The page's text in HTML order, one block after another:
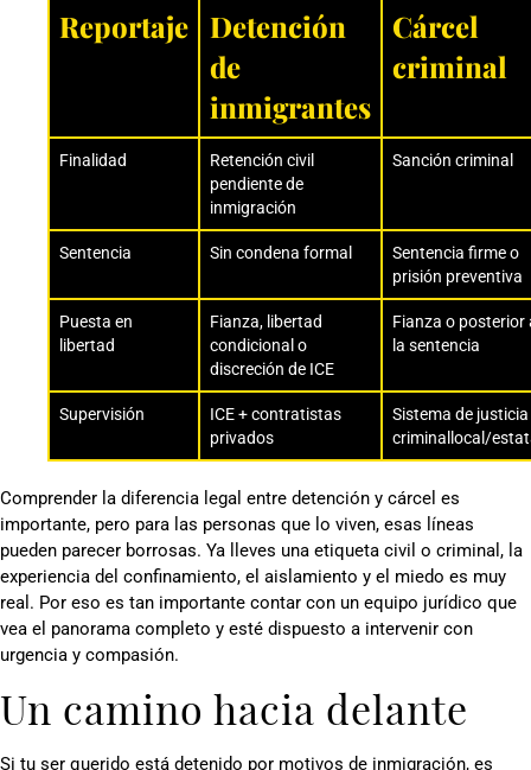
Reportaje Detención
de
inmigrantes
Cárcel
criminal
Finalidad
Retención civil
pendiente de
inmigración
Sanción criminal
Sentencia Sin condena formal
Sentencia firme o
prisión preventiva
Puesta en
libertad
Fianza, libertad
condicional o
discreción de ICE
Fianza o posterior
la sentencia
Supervisión
ICE + contratistas
privados
Sistema de justicia
criminallocal/
Comprender la diferencia legal entre detención y cárcel es
importante, pero para las personas que lo viven, esas líneas
pueden parecer borrosas. Ya lleves una etiqueta civil o criminal, la
experiencia del confinamiento, el aislamiento y el miedo es muy
real. Por eso es tan importante contar con un equipo jurídico que
vea el panorama completo y esté dispuesto a intervenir con
urgencia y compasión.
Un camino hacia delante
Si tu ser querido está detenido por motivos de inmigración, es